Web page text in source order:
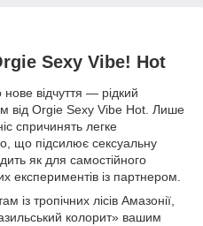
Sexy Vibe! Hot
відчуття — рідкий
від Orgie Sexy Vibe Hot. Лише
спричинять легке
що підсилює сексуальну
як для самостійного
експериментів із партнером.
тропічних лісів Амазонії,
колорит» вашим